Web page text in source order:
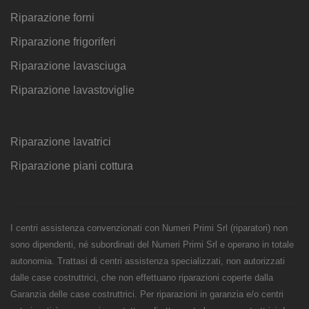
Riparazione forni
Riparazione frigoriferi
Riparazione lavasciuga
Riparazione lavastoviglie
Riparazione lavatrici
Riparazione piani cottura
I centri assistenza convenzionati con Numeri Primi Srl (riparatori) non
sono dipendenti, né subordinati del Numeri Primi Srl e operano in totale
autonomia. Trattasi di centri assistenza specializzati, non autorizzati
dalle case costruttrici, che non effettuano riparazioni coperte dalla
Garanzia delle case costruttrici. Per riparazioni in garanzia e/o centri